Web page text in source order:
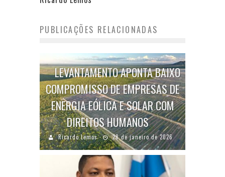
PUBLICAÇÕES RELACIONADAS
LEVANTAMENTO APONTA BAIXO
COMPROMISSO DE EMPRESAS DE
ENERGIA EÓLICA E SOLAR COM
DIREITOS HUMANOS
Ricardo Lemos 28 de janeiro de 2026